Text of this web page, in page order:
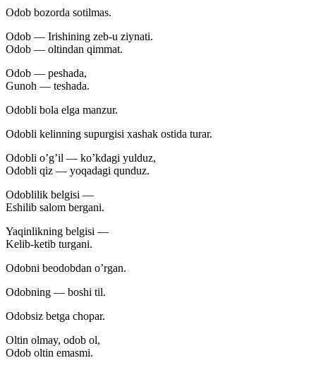
Odob bozorda sotilmas.
Odob — Irishining zeb-u ziynati.
Odob — oltindan qimmat.
Odob — peshada,
Gunoh — teshada.
Odobli bola elga manzur.
Odobli kelinning supurgisi xashak ostida turar.
Odobli o’g’il — ko’kdagi yulduz,
Odobli qiz — yoqadagi qunduz.
Odoblilik belgisi —
Eshilib salom bergani.
Yaqinlikning belgisi —
Kelib-ketib turgani.
Odobni beodobdan o’rgan.
Odobning — boshi til.
Odobsiz betga chopar.
Oltin olmay, odob ol,
Odob oltin emasmi.